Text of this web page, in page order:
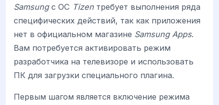
Samsungс ОС Tizen требует выполнения ряда
специфических действий, так как приложения
нет в официальном магазине Samsung Apps.
Вам потребуется активировать режим
разработчика на телевизоре и использовать
ПК для загрузки специального плагина.
Первым шагом является включение режима